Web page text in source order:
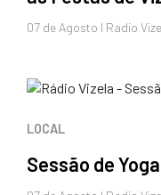
07 de Agosto I Radio
LOCAL
Sessão de